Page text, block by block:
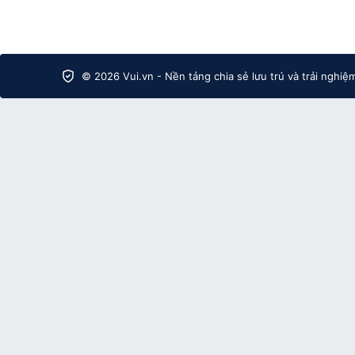
© 2026 Vui.vn - Nền tảng chia sẻ lưu trú và trải